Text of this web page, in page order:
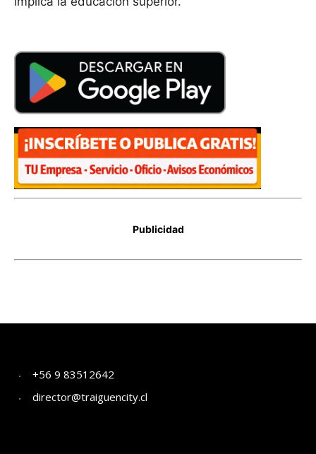
+56 9 83512642
director@traiguencity.cl